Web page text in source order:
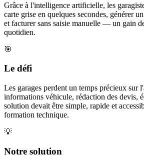
Grâce à l'intelligence artificielle, les
carte grise en quelques secondes, générer
et facturer sans saisie manuelle — un gain
quotidien.
🎯
Le défi
Les garages perdent un temps précieux sur
informations véhicule, rédaction des devis,
solution devait être simple, rapide et
formation technique.
💡
Notre solution